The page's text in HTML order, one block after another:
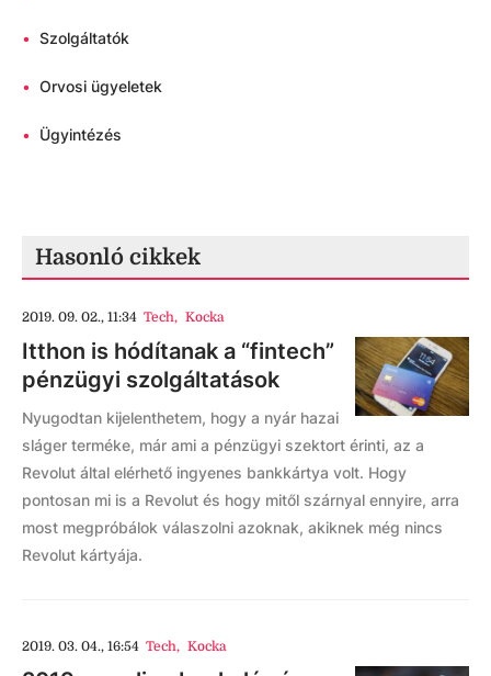
• Szolgáltatók
• Orvosi ügyeletek
• Ügyintézés
Hasonló cikkek
2019. 09. 02., 11:34 Tech, Kocka
Itthon is hódítanak a “fintech”
pénzügyi szolgáltatások
Nyugodtan kijelenthetem, hogy a nyár hazai
sláger terméke, már ami a pénzügyi szektort érinti, az a
Revolut által elérhető ingyenes bankkártya volt. Hogy
pontosan mi is a Revolut és hogy mitől szárnyal ennyire, arra
most megpróbálok válaszolni azoknak, akiknek még nincs
Revolut kártyája.
2019. 03. 04., 16:54 Tech, Kocka